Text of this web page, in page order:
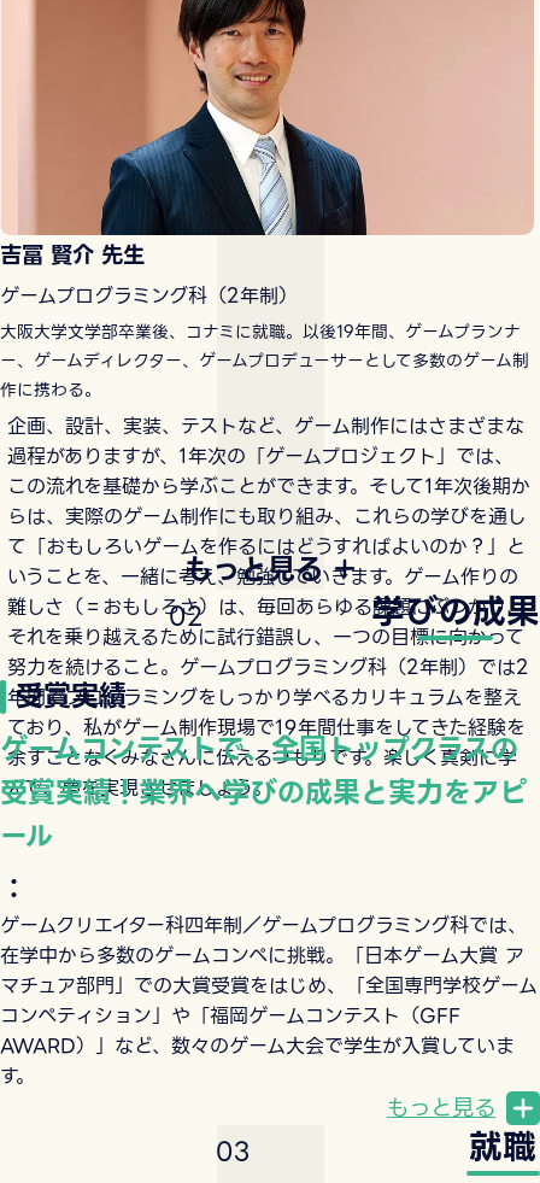
吉冨 賢介 先生
ゲームプログラミング科（2年制）
大阪大学文学部卒業後、コナミに就職。以後19年間、ゲームプランナ
ー、ゲームディレクター、ゲームプロデューサーとして多数のゲーム制
作に携わる。
企画、設計、実装、テストなど、ゲーム制作にはさまざまな
過程がありますが、1年次の「ゲームプロジェクト」では、
この流れを基礎から学ぶことができます。そして1年次後期か
らは、実際のゲーム制作にも取り組み、これらの学びを通し
て「おもしろいゲームを作るにはどうすればよいのか？」と
いうことを、一緒に考え、勉強していきます。ゲーム作りの
難しさ（＝おもしろさ）は、毎回あらゆる課題にぶつかり、
それを乗り越えるために試行錯誤し、一つの目標に向かって
努力を続けること。ゲームプログラミング科（2年制）では2
年間でプログラミングをしっかり学べるカリキュラムを整え
ており、私がゲーム制作現場で19年間仕事をしてきた経験を
余すことなくみなさんに伝えるつもりです。楽しく真剣に学
んで、夢を実現させましょう。
もっと見る
02 学びの成果
受賞実績
：
ゲームコンテストで、全国トップクラスの
受賞実績！業界へ学びの成果と実力をアピ
ール
ゲームクリエイター科四年制／ゲームプログラミング科では、
在学中から多数のゲームコンペに挑戦。「日本ゲーム大賞 ア
マチュア部門」での大賞受賞をはじめ、「全国専門学校ゲーム
コンペティション」や「福岡ゲームコンテスト（GFF
AWARD）」など、数々のゲーム大会で学生が入賞していま
す。
もっと見る
03 就職